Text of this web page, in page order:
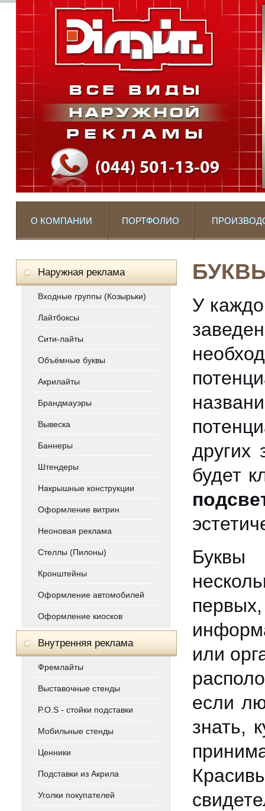
О КОМПАНИИ ПОРТФОЛИО
Наружная реклама
Входные группы (Козырьки)
Лайтбоксы
Сити-лайты
Объёмные буквы
Акрилайты
Брандмауэры
Вывеска
Баннеры
Штендеры
Накрышные конструкции
Оформление витрин
Неоновая реклама
Стеллы (Пилоны)
Кронштейны
Оформление автомобилей
Оформление киосков
Внутренняя реклама
Фремлайты
Выставочные стенды
P.O.S - стойки подставки
Мобильные стенды
Ценники
Подставки из Акрила
Уголки покупателей
У
других
будет
Буквы
или
если
знать,